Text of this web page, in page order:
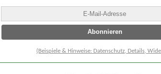
(Beispiele & Hinweise: Datenschutz, Details,